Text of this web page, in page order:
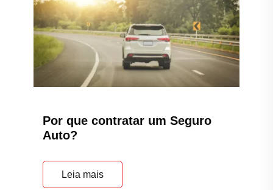
Por que contratar um Seguro
Auto?
Leia mais